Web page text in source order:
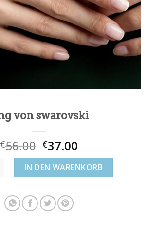
von swarovski
€56.00 €37.00
Menge
IN DEN WARENKORB